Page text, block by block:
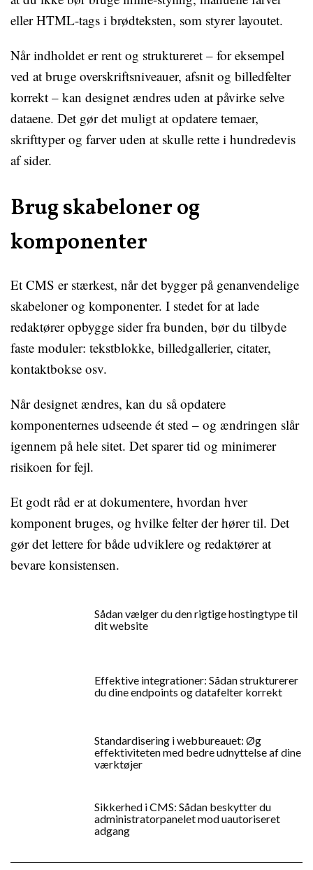
eller HTML-tags i brødteksten, som styrer layoutet.
Når indholdet er rent og struktureret – for eksempel
ved at bruge overskriftsniveauer, afsnit og billedfelter
korrekt – kan designet ændres uden at påvirke selve
dataene. Det gør det muligt at opdatere temaer,
skrifttyper og farver uden at skulle rette i hundredevis
af sider.
Brug skabeloner og
komponenter
Et CMS er stærkest, når det bygger på genanvendelige
skabeloner og komponenter. I stedet for at lade
redaktører opbygge sider fra bunden, bør du tilbyde
faste moduler: tekstblokke, billedgallerier, citater,
kontaktbokse osv.
Når designet ændres, kan du så opdatere
komponenternes udseende ét sted – og ændringen slår
igennem på hele sitet. Det sparer tid og minimerer
risikoen for fejl.
Et godt råd er at dokumentere, hvordan hver
komponent bruges, og hvilke felter der hører til. Det
gør det lettere for både udviklere og redaktører at
bevare konsistensen.
Sådan vælger du den rigtige hostingtype til
dit website
Effektive integrationer: Sådan strukturerer
du dine endpoints og datafelter korrekt
Standardisering i webbureauet: Øg
effektiviteten med bedre udnyttelse af dine
værktøjer
Sikkerhed i CMS: Sådan beskytter du
administratorpanelet mod uautoriseret
adgang